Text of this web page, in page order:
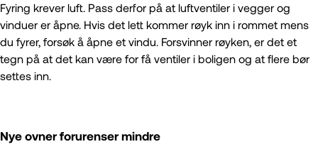
Fyring krever luft. Pass derfor på at luftventiler i vegger og
vinduer er åpne. Hvis det lett kommer røyk inn i rommet mens
du fyrer, forsøk å åpne et vindu. Forsvinner røyken, er det et
tegn på at det kan være for få ventiler i boligen og at flere bør
settes inn.
Nye ovner forurenser mindre